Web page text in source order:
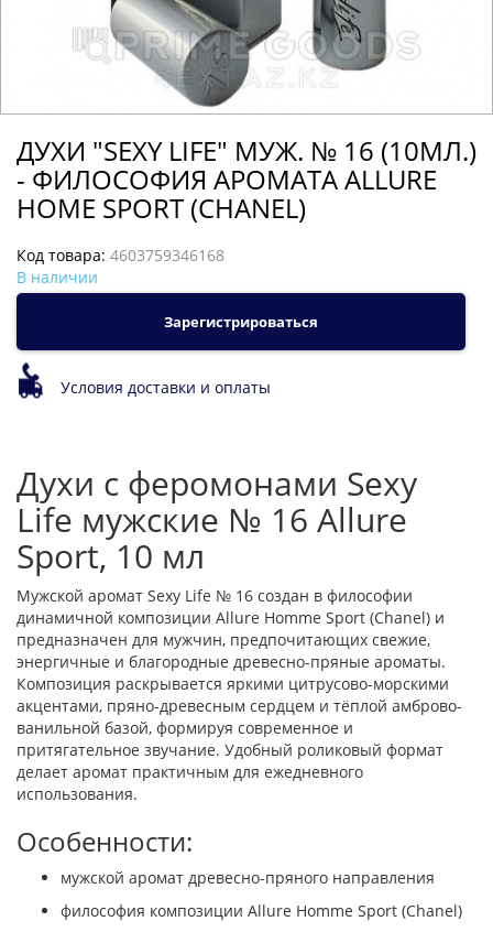
ДУХИ "SEXY LIFE" МУЖ. № 16 (10МЛ.)
- ФИЛОСОФИЯ АРОМАТА ALLURE
HOME SPORT (CHANEL)
Код товара: 4603759346168
В наличии
Зарегистрироваться
Условия доставки и оплаты
Духи с феромонами Sexy
Life мужские № 16 Allure
Sport, 10 мл
Мужской аромат Sexy Life № 16 создан в философии
динамичной композиции Allure Homme Sport (Chanel) и
предназначен для мужчин, предпочитающих свежие,
энергичные и благородные древесно-пряные ароматы.
Композиция раскрывается яркими цитрусово-морскими
акцентами, пряно-древесным сердцем и тёплой амброво-
ванильной базой, формируя современное и
притягательное звучание. Удобный роликовый формат
делает аромат практичным для ежедневного
использования.
Особенности:
мужской аромат древесно-пряного направления
философия композиции Allure Homme Sport (Chanel)